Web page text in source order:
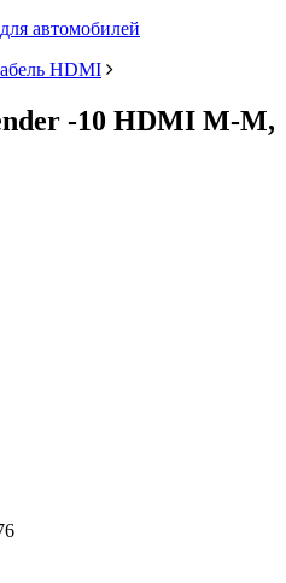
автомобилей
HDMI
-10 HDMI M-M,